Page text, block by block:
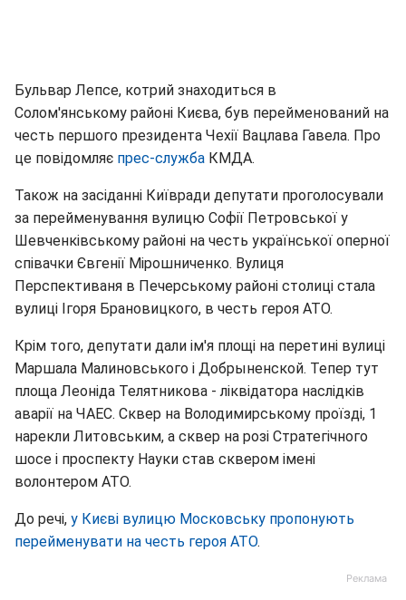
Бульвар Лепсе, котрий знаходиться в
Солом'янському районі Києва, був перейменований на
честь першого президента Чехії Вацлава Гавела. Про
це повідомляє прес-служба КМДА.
Також на засіданні Київради депутати проголосували
за перейменування вулицю Софії Петровської у
Шевченківському районі на честь української оперної
співачки Євгенії Мірошниченко. Вулиця
Перспективаня в Печерському районі столиці стала
вулиці Ігоря Брановицкого, в честь героя АТО.
Крім того, депутати дали ім'я площі на перетині вулиці
Маршала Малиновського і Добрыненской. Тепер тут
площа Леоніда Телятникова - ліквідатора наслідків
аварії на ЧАЕС. Сквер на Володимирському проїзді, 1
нарекли Литовським, а сквер на розі Стратегічного
шосе і проспекту Науки став сквером імені
волонтером АТО.
До речі, у Києві вулицю Московську пропонують
перейменувати на честь героя АТО.